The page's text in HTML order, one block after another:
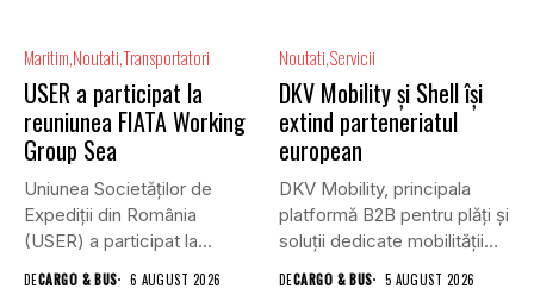
Maritim NoutatiTransportatori
USER a participat la
reuniunea FIATA Working
Group Sea
Uniunea Societăților de
Expediții din România
(USER) a participat la
DECARGO & BUS 6 AUGUST 2026
Noutati Servicii
DKV Mobility și Shell își
extind parteneriatul
european
DKV Mobility, principala
platformă B2B pentru plăți și
soluții dedicate mobilității
DECARGO & BUS 5 AUGUST 2026